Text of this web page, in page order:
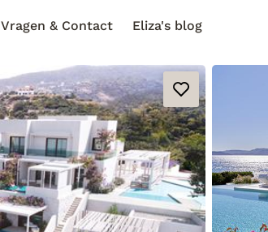
Vragen & Contact Eliza's blog